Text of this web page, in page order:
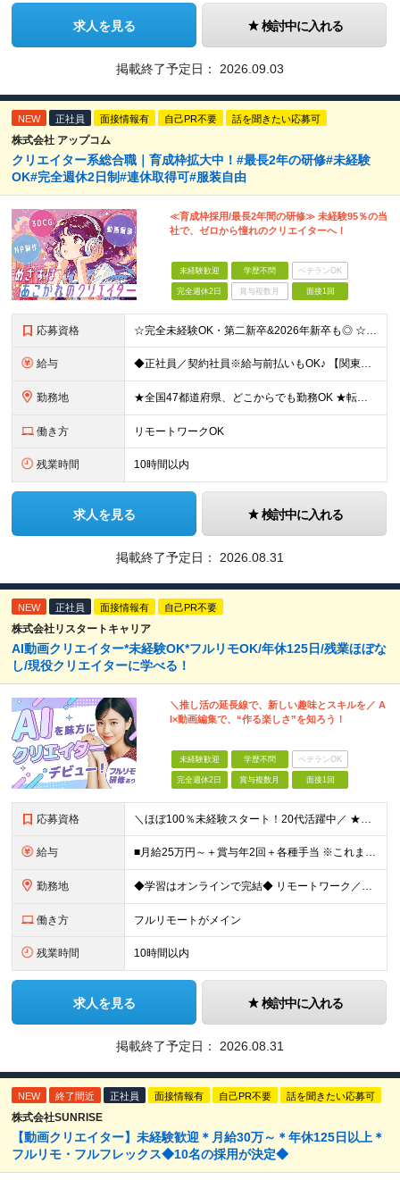
求人を見る 検討中に入れる
掲載終了予定日： 2026.09.03
NEW 正社員 面接情報有 自己PR不要 話を聞きたい応募可
株式会社 アップコム
クリエイター系総合職｜育成枠拡大中！#最長2年の研修#未経験
OK#完全週休2日制#連休取得可#服装自由
≪育成枠採用/最長2年間の研修≫ 未経験95％の当
社で、ゼロから憧れのクリエイターへ！
未経験歓迎 学歴不問 ベテランOK
完全週休2日 賞与複数月 面接1回
応募資格 ☆完全未経験OK・第二新卒&2026年新卒も◎ ☆社員の7割が20代 ☆経歴・ブランク不問 ※学歴不問 …━━━━━━━━━━ 未経験スタート前提のポテンシャル採用です。 毎月全国で複数人を採用して
給与 ◆正社員／契約社員※給与前払いもOK♪ 【関東（一都三県）】 月給25万円～ ※固定残業代（月20時間分／月3万2383円）を含む。超過分は別途支給。 ※試用期間中の給与は月給22万円～ 【関東（北
勤務地 ★全国47都道府県、どこからでも勤務OK ★転勤なし！腰を据えて活躍◎ ★マイカー通勤OK（拠点による） ★業務に慣れたら、ゆくゆくはリモート併用やフルリモートも可能 全国のお客様先にて勤務していた
働き方 リモートワークOK
残業時間 10時間以内
求人を見る 検討中に入れる
掲載終了予定日： 2026.08.31
NEW 正社員 面接情報有 自己PR不要
株式会社リスタートキャリア
AI動画クリエイター*未経験OK*フルリモOK/年休125日/残業ほぼな
し/現役クリエイターに学べる！
＼推し活の延長線で、新しい趣味とスキルを／ A
I×動画編集で、“作る楽しさ”を知ろう！
未経験歓迎 学歴不問 ベテランOK
完全週休2日 賞与複数月 面接1回
応募資格 ＼ほぼ100％未経験スタート！20代活躍中／ ★未経験OK ★学歴不問／第二新卒歓迎 ★35歳以下の方（若年層の長期キャリア形成を図るため） ＜こんな方は大歓迎！＞ ・YouTubeやTikTokな
給与 ■月給25万円～＋賞与年2回＋各種手当 ※これまでの経験・スキル・前職の給与を考慮して決定します ※上記には、固定残業代（月20時間分／32,500円～）が含まれます ＜研修期間（7ヶ月～最大10ヶ
勤務地 ◆学習はオンラインで完結◆ リモートワーク／フルリモート案件あり・転勤なし ◇本社(秋葉原)または一都三県のクライアント先 ※勤務地につきましては、ご相談の上で配属 ＜本社＞ ◇東京都台東区台東1
働き方 フルリモートがメイン
残業時間 10時間以内
求人を見る 検討中に入れる
掲載終了予定日： 2026.08.31
NEW 終了間近 正社員 面接情報有 自己PR不要 話を聞きたい応募可
株式会社SUNRISE
【動画クリエイター】未経験歓迎＊月給30万～＊年休125日以上＊
フルリモ・フルフレックス◆10名の採用が決定◆